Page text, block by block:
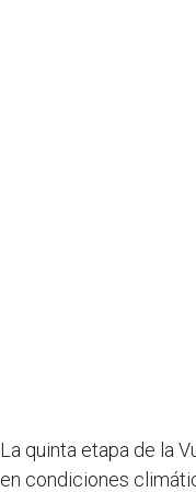
La quinta etapa de la
en condiciones